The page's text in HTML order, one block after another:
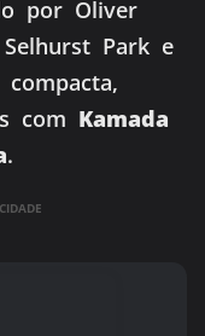
por Oliver
Park e
com Kamada
.